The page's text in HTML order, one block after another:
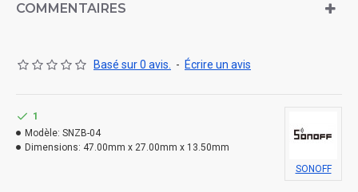
COMMENTAIRES
Basé sur 0 avis. - Écrire un avis
1
Modèle: SNZB-04
Dimensions: 47.00mm x 27.00mm x 13.50mm
SONOFF